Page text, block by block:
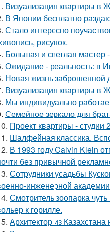
Визуализация квартиры в
В Японии бесплатно
Стало интересно
рисунок.
Большая и светлая мастер
Ожидание - реальность: в
Новая жизнь заброшенной
Визуализация квартиры в
Мы индивидуально
Семейное зеркало для
Проект квартиры -
Шалфейная классика.
В 1993 году Calvin Klein
без привычной
Сотрудники усадьбы
инженерной
Смотритель зоопарка
к горилле.
Архитектор из